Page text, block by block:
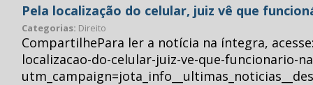
Pela localização do celular, juiz vê que
Categorias: Direito
CompartilhePara ler a notícia na íntegra,
localizacao-do-celular-juiz-ve-que-funcionario-